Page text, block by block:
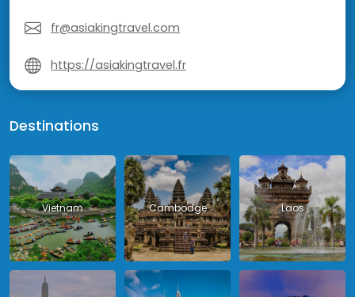
fr@asiakingtravel.com
https://asiakingtravel.fr
Destinations
Vietnam Cambodge Laos